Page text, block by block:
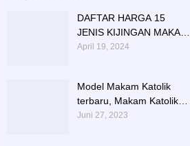
DAFTAR HARGA 15
JENIS KIJINGAN MAKAM
MARMER GRANITE
April 19, 2024
Model Makam Katolik
terbaru, Makam Katolik
Granit, Contoh Makam
Juni 27, 2023